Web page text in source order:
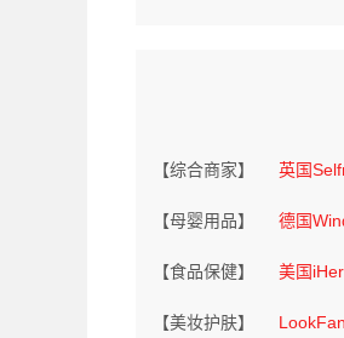
【综合商家】 英国
【母婴用品】 德国
【食品保健】 美国
【美妆护肤】